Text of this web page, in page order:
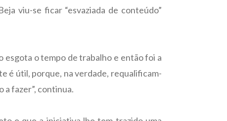
viu-se ficar “esvaziada de conteúdo”
esgota o tempo de trabalho e então foi a
é útil, porque, na verdade, requalificam-
a fazer”, continua.